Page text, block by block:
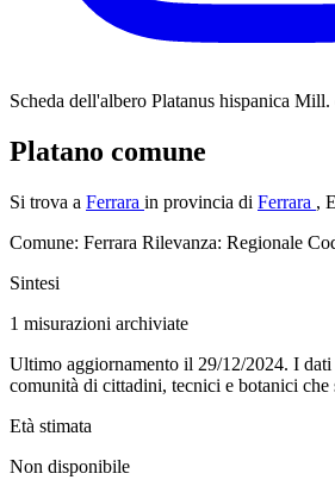
Scheda dell'albero Platanus hispanica
Platano comune
Si trova a Ferrara in provincia di Ferrara ,
Comune: Ferrara Rilevanza: Regionale
Sintesi
1 misurazioni archiviate
Ultimo aggiornamento il 29/12/2024. I dati
comunità di cittadini, tecnici e botanici che
Età stimata
Non disponibile